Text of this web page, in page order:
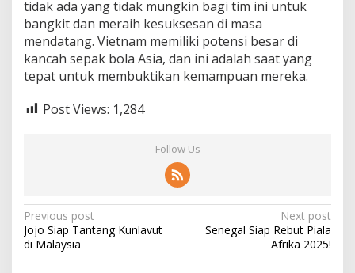
tidak ada yang tidak mungkin bagi tim ini untuk
bangkit dan meraih kesuksesan di masa
mendatang. Vietnam memiliki potensi besar di
kancah sepak bola Asia, dan ini adalah saat yang
tepat untuk membuktikan kemampuan mereka.
Post Views: 1,284
Follow Us
Post
navigation
Previous post
Jojo Siap Tantang Kunlavut
di Malaysia
Next post
Senegal Siap Rebut Piala
Afrika 2025!